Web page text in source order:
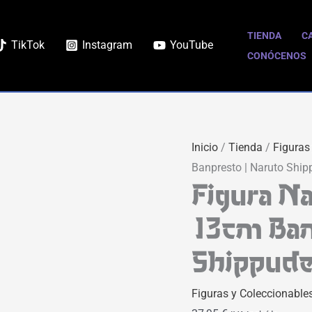
TikTok Instagram YouTube
TIENDA
CONÓCENOS
Inicio /Tienda /
Banpresto | Naruto
Figura
13cm
Figuras y
Panel
13cm
Naruto
Shippuden
cantidad